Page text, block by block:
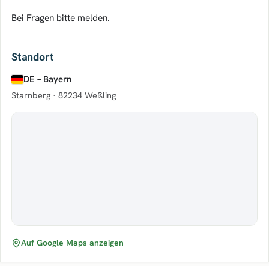
Bei Fragen bitte melden.
Standort
DE – Bayern
Starnberg · 82234 Weßling
Auf Google Maps anzeigen